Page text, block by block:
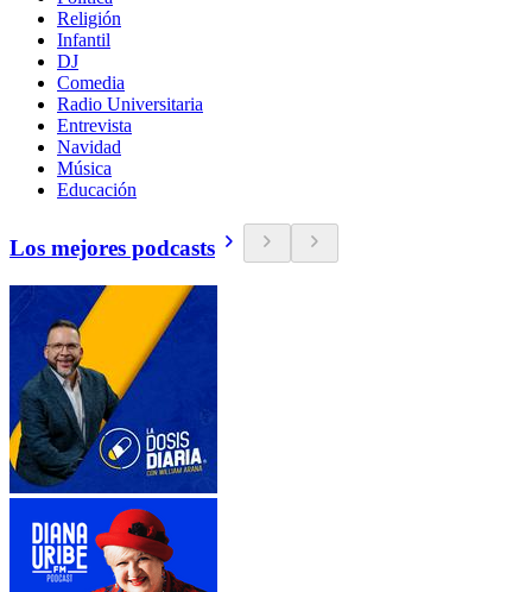
Religión
Infantil
DJ
Comedia
Radio Universitaria
Entrevista
Navidad
Música
Educación
Los mejores podcasts